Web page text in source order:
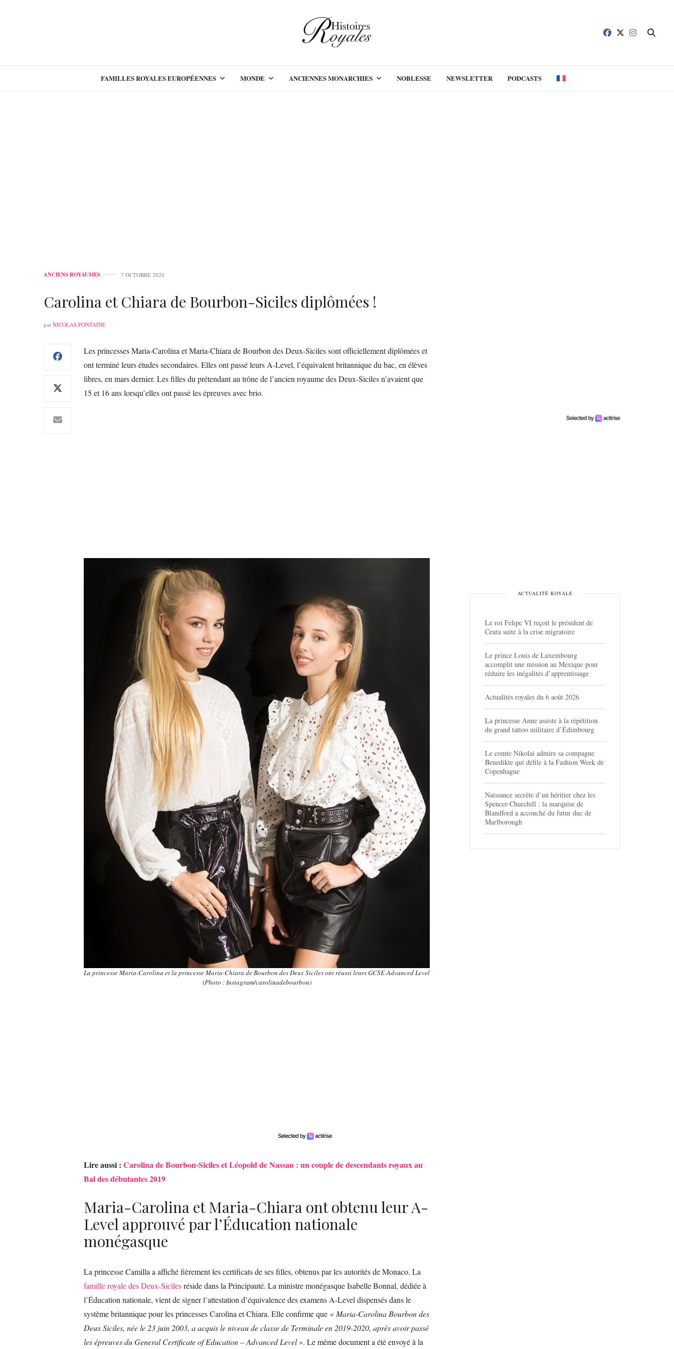
FAMILLES ROYALES EUROPÉENNES MONDE ANCIENNES MONARCHIES NOBLESSE NEWSLETTER PODCASTS
ANCIENS ROYAUMES 7 OCTOBRE 2020
Carolina et Chiara de Bourbon-Siciles diplômées !
par NICOLAS FONTAINE
Les princesses Maria-Carolina et Maria-Chiara de Bourbon des Deux-Siciles sont officiellement diplômées et
ont terminé leurs études secondaires. Elles ont passé leurs A-Level, l’équivalent britannique du bac, en élèves
libres, en mars dernier. Les filles du prétendant au trône de l’ancien royaume des Deux-Siciles n’avaient que
15 et 16 ans lorsqu’elles ont passé les épreuves avec brio.
La princesse Maria-Carolina et la princesse Maria-Chiara de Bourbon des Deux Siciles ont réussi leurs GCSE-Advanced Level
(Photo : Instagram/carolinadebourbon)
Lire aussi : Carolina de Bourbon-Siciles et Léopold de Nassau : un couple de descendants royaux au
Bal des débutantes 2019
Maria-Carolina et Maria-Chiara ont obtenu leur A-
Level approuvé par l’Éducation nationale
monégasque
La princesse Camilla a affiché fièrement les certificats de ses filles, obtenus par les autorités de Monaco. La
famille royale des Deux-Sicilesréside dans la Principauté. La ministre monégasque Isabelle Bonnal, dédiée à
l’Éducation nationale, vient de signer l’attestation d’équivalence des examens A-Level dispensés dans le
système britannique pour les princesses Carolina et Chiara. Elle confirme que « Maria-Carolina Bourbon des
Deux Siciles, née le 23 juin 2003, a acquis le niveau de classe de Terminale en 2019-2020, après avoir passé
les épreuves du General Certificate of Education – Advanced Level ». Le même document a été envoyé à la
ACTUALITÉ ROYALE
Le roi Felipe VI reçoit le président de
Ceuta suite à la crise migratoire
Le prince Louis de Luxembourg
accomplit une mission au Mexique pour
réduire les inégalités d’apprentissage
Actualités royales du 6 août 2026
La princesse Anne assiste à la répétition
du grand tattoo militaire d’Édimbourg
Le comte Nikolai admire sa compagne
Benedikte qui défile à la Fashion Week de
Copenhague
Naissance secrète d’un héritier chez les
Spencer-Churchill : la marquise de
Blandford a accouché du futur duc de
Marlborough